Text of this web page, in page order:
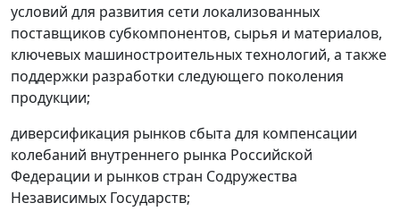
условий для развития сети локализованных
поставщиков субкомпонентов, сырья и материалов,
ключевых машиностроительных технологий, а также
поддержки разработки следующего поколения
продукции;
диверсификация рынков сбыта для компенсации
колебаний внутреннего рынка Российской
Федерации и рынков стран Содружества
Независимых Государств;